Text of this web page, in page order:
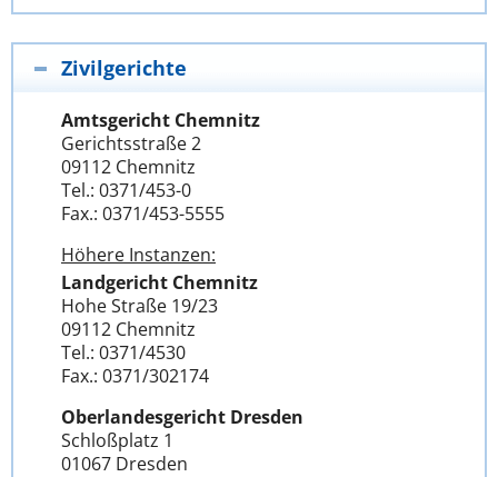
Zivilgerichte
Amtsgericht Chemnitz
Gerichtsstraße 2
09112 Chemnitz
Tel.: 0371/453-0
Fax.: 0371/453-5555
Höhere Instanzen:
Landgericht Chemnitz
Hohe Straße 19/23
09112 Chemnitz
Tel.: 0371/4530
Fax.: 0371/302174
Oberlandesgericht Dresden
Schloßplatz 1
01067 Dresden